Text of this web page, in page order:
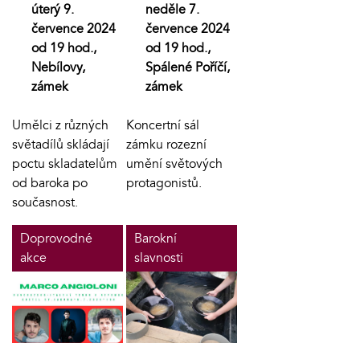
úterý 9.
července 2024
od 19 hod.,
Nebílovy,
zámek
Umělci z různých
světadílů skládají
poctu skladatelům
od baroka po
současnost.
neděle 7.
července 2024
od 19 hod.,
Spálené Poříčí,
zámek
Koncertní sál
zámku rozezní
umění světových
protagonistů.
Doprovodné
akce
Barokní
slavnosti